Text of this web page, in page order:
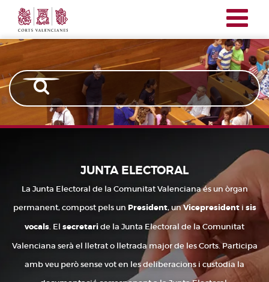
contingut
Corts
Valencianes
JUNTA ELECTORAL
La Junta Electoral de la Comunitat Valenciana és un òrgan
permanent, compost pels un President, unVicepresidenti sis
vocals. El secretari de la Junta Electoral de la Comunitat
Valenciana serà el lletrat o lletrada major de les Corts. Participa
amb veu però sense vot en les deliberacions i custodia la